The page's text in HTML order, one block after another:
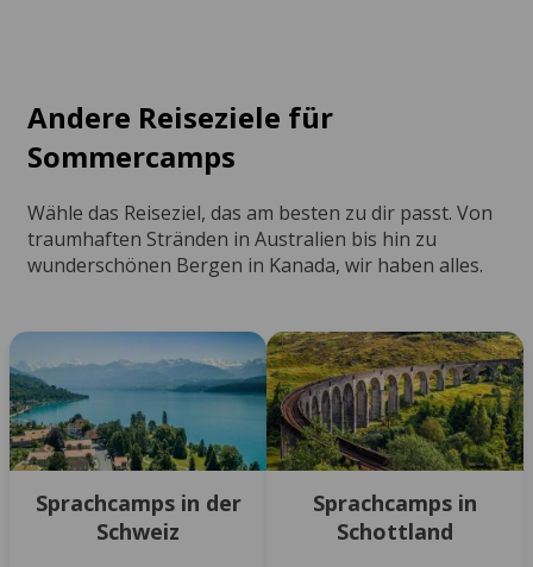
Andere Reiseziele für
Sommercamps
Wähle das Reiseziel, das am besten zu dir passt. Von
traumhaften Stränden in Australien bis hin zu
wunderschönen Bergen in Kanada, wir haben alles.
Sprachcamps in der
Schweiz
Sprachcamps in
Schottland